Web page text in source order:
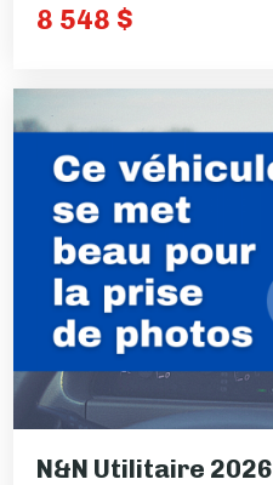
8 548 $
N&N Utilitaire 2026